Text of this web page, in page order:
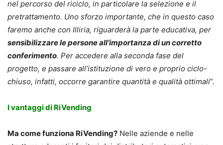
nel percorso del riciclo, in particolare la selezione e il
pretrattamento. Uno sforzo importante, che in questo caso
faremo anche con Illiria, riguarderà la parte educativa, per
sensibilizzare le persone all’importanza di un corretto
conferimento. Per accedere alla seconda fase del
progetto, e passare all’istituzione di vero e proprio ciclo-
chiuso, infatti, occorre garantire quantità e qualità ottimali”.
I vantaggi di RiVending
Ma come funziona RiVending? Nelle aziende e nelle